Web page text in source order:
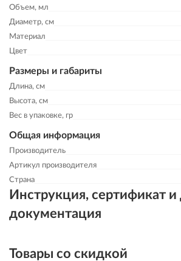
Объем, мл
Диаметр, см
Материал
Цвет
Размеры и габариты
Длина, см
Высота, см
Вес в упаковке, гр
Общая информация
Производитель
Артикул производителя
Страна
Инструкция, сертификат и
документация
Товары со скидкой